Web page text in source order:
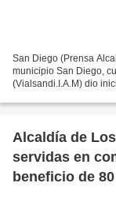
San Diego (Prensa
municipio San Diego,
(Vialsandi.I.A.M) dio
Alcaldía de
servidas en
beneficio de